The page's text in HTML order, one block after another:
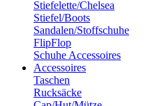
Stiefelette/Chelsea
Stiefel/Boots
Sandalen/Stoffschuhe
FlipFlop
Schuhe Accessoires
Accessoires
Taschen
Rucksäcke